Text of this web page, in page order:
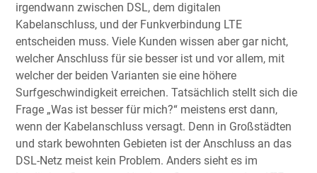
irgendwann zwischen DSL, dem digitalen
Kabelanschluss, und der Funkverbindung LTE
entscheiden muss. Viele Kunden wissen aber gar nicht,
welcher Anschluss für sie besser ist und vor allem, mit
welcher der beiden Varianten sie eine höhere
Surfgeschwindigkeit erreichen. Tatsächlich stellt sich die
Frage „Was ist besser für mich?“ meistens erst dann,
wenn der Kabelanschluss versagt. Denn in Großstädten
und stark bewohnten Gebieten ist der Anschluss an das
DSL-Netz meist kein Problem. Anders sieht es im